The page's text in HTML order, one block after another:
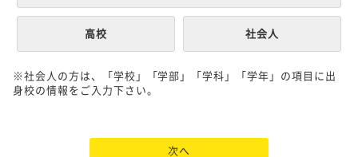
高校 社会人
※社会人の方は、「学校」「学部」「学科」「学年」の項目に出
身校の情報をご入力下さい。
次へ